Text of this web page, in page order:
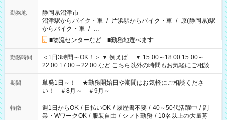
勤務地
静岡県沼津市
沼津駅からバイク・車 / 片浜駅からバイク・車 / 原(静岡県)駅
からバイク・車 / …
■物流センターなど ■勤務地選べます
勤務時間
＜1日3時間～OK！＞ ▼ 例えば… ▼ 15:00～18:00 15:00～
22:00 17:00～22:00 など こちら以外の時間もお気軽にご相談く
ださい！
期間
単発1日～！ ★勤務開始日や期間はお気軽にご相談くださ
い！ ＃8月～ ＃9月～
特徴 週1日からOK / 日払いOK / 履歴書不要 / 40～50代活躍中 / 副
業・WワークOK / 服装自由 / シフト勤務 / 10名以上の大量募